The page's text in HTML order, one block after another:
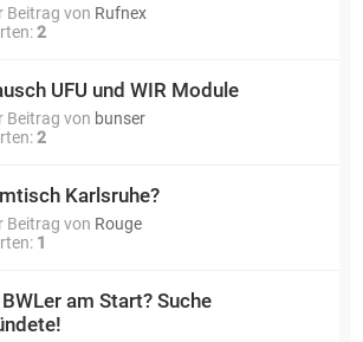
Beitrag von Rufnex
2
UFU und WIR Module
Beitrag von bunser
2
Karlsruhe?
Beitrag von Rouge
1
am Start? Suche